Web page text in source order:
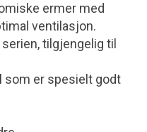
ermer med
ventilasjon.
tilgjengelig til
som er spesielt godt